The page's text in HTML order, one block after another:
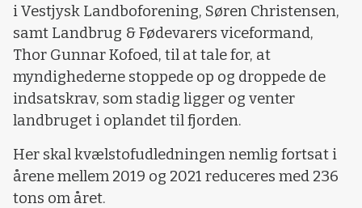
i Vestjysk Landboforening, Søren Christensen,
samt Landbrug & Fødevarers viceformand,
Thor Gunnar Kofoed, til at tale for, at
myndighederne stoppede op og droppede de
indsatskrav, som stadig ligger og venter
landbruget i oplandet til fjorden.
Her skal kvælstofudledningen nemlig fortsat i
årene mellem 2019 og 2021 reduceres med 236
tons om året.